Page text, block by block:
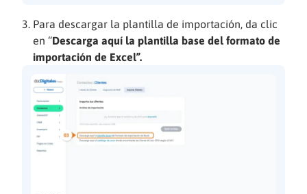
Para descargar la plantilla de importación, da clic
en “Descarga aquí la plantilla base del formato de
importación de Excel”.